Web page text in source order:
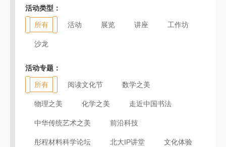
活动类型：
所有 活动 展览 讲座 工作坊
沙龙
活动专题：
所有 阅读文化节 数学之美
物理之美 化学之美 走近中国书法
中华传统艺术之美 前沿科技
彤程材料科学论坛 北大IP讲堂 文化体验